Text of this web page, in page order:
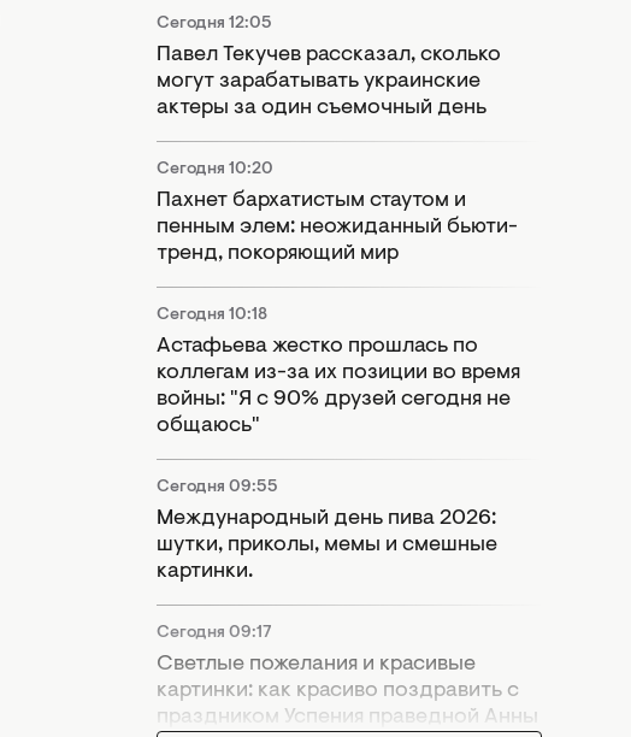
Сегодня 12:05
Павел Текучев рассказал, сколько
могут зарабатывать украинские
актеры за один съемочный день
Сегодня 10:20
Пахнет бархатистым стаутом и
пенным элем: неожиданный бьюти-
тренд, покоряющий мир
Сегодня 10:18
Астафьева жестко прошлась по
коллегам из-за их позиции во время
войны: "Я с 90% друзей сегодня не
общаюсь"
Сегодня 09:55
Международный день пива 2026:
шутки, приколы, мемы и смешные
картинки.
Сегодня 09:17
Светлые пожелания и красивые
картинки: как красиво поздравить с
праздником Успения праведной Анны